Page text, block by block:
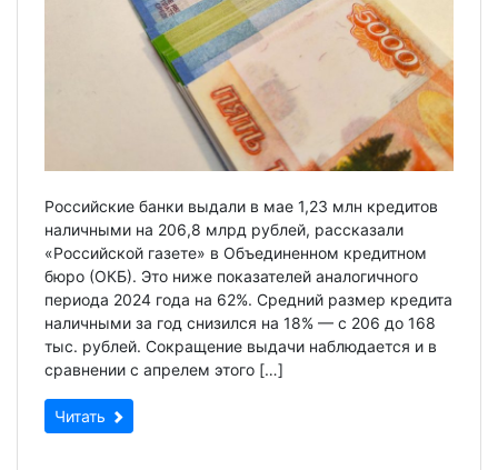
Российские банки выдали в мае 1,23 млн кредитов
наличными на 206,8 млрд рублей, рассказали
«Российской газете» в Объединенном кредитном
бюро (ОКБ). Это ниже показателей аналогичного
периода 2024 года на 62%. Средний размер кредита
наличными за год снизился на 18% — с 206 до 168
тыс. рублей. Сокращение выдачи наблюдается и в
сравнении с апрелем этого […]
Читать